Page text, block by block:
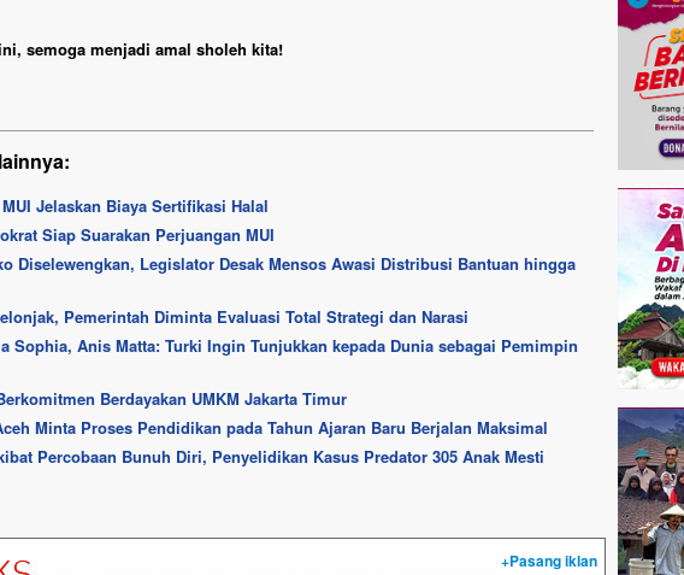
semoga menjadi amal sholeh kita!
Jelaskan Biaya Sertifikasi Halal
Siap Suarakan Perjuangan MUI
Diselewengkan, Legislator Desak Mensos Awasi Distribusi Bantuan hingga
Pemerintah Diminta Evaluasi Total Strategi dan Narasi
Sophia, Anis Matta: Turki Ingin Tunjukkan kepada Dunia sebagai Pemimpin
Berdayakan UMKM Jakarta Timur
Minta Proses Pendidikan pada Tahun Ajaran Baru Berjalan Maksimal
Percobaan Bunuh Diri, Penyelidikan Kasus Predator 305 Anak Mesti
+Pasang iklan